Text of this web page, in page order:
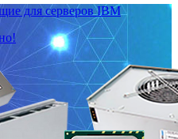
для серверов IBM